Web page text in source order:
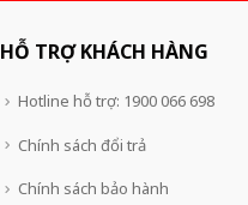
HỖ TRỢ KHÁCH HÀNG
Hotline hỗ trợ: 1900 066 698
Chính sách đổi trả
Chính sách bảo hành